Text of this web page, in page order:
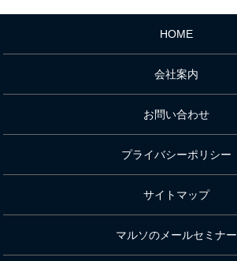
HOME
会社案内
お問い合わせ
プライバシーポリシー
サイトマップ
マルソのメールセミナー